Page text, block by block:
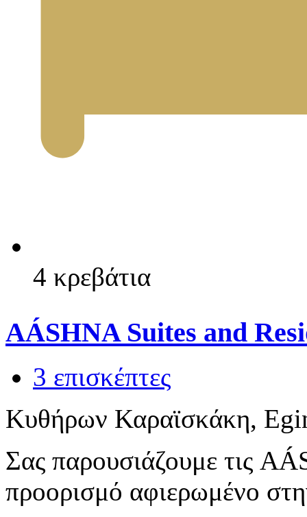
4 κρεβάτια
AÁSHNA Suites and
3 επισκέπτες
Κυθήρων Καραϊσκάκη,
Σας παρουσιάζουμε τις
προορισμό αφιερωμένο